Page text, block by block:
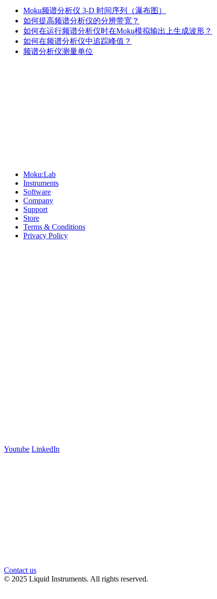
Moku频谱分析仪 3-D 时间序列（瀑布图）
如何提高频谱分析仪的分辨带宽？
如何在运行频谱分析仪时在Moku模拟输出上生成波形？
如何在频谱分析仪中追踪峰值？
频谱分析仪测量单位
Moku:Lab
Instruments
Software
Company
Support
Store
Terms & Conditions
Privacy Policy
Youtube LinkedIn
Contact us
© 2025 Liquid Instruments. All rights reserved.